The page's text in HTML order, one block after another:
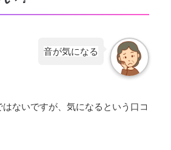
音が気になる
ないですが、気になるという口コ